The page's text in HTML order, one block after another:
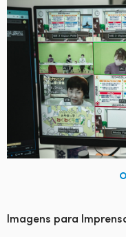
Imagens para